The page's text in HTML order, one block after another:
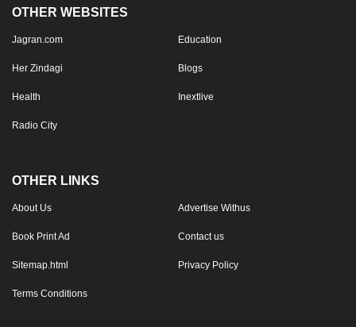
OTHER WEBSITES
Jagran.com Education
Her Zindagi Blogs
Health Inextlive
Radio City
OTHER LINKS
About Us Advertise Withus
Book Print Ad Contact us
Sitemap.html Privacy Policy
Terms Conditions